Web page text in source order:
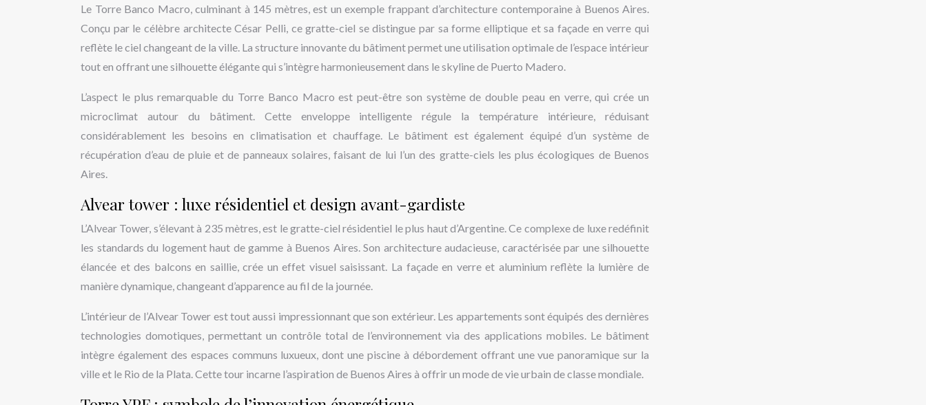
Le Torre Banco Macro, culminant à 145 mètres, est un exemple frappant d’architecture contemporaine à Buenos Aires.
Conçu par le célèbre architecte César Pelli, ce gratte-ciel se distingue par sa forme elliptique et sa façade en verre qui
reflète le ciel changeant de la ville. La structure innovante du bâtiment permet une utilisation optimale de l’espace intérieur
tout en offrant une silhouette élégante qui s’intègre harmonieusement dans le skyline de Puerto Madero.
L’aspect le plus remarquable du Torre Banco Macro est peut-être son système de double peau en verre, qui crée un
microclimat autour du bâtiment. Cette enveloppe intelligente régule la température intérieure, réduisant
considérablement les besoins en climatisation et chauffage. Le bâtiment est également équipé d’un système de
récupération d’eau de pluie et de panneaux solaires, faisant de lui l’un des gratte-ciels les plus écologiques de Buenos
Aires.
Alvear tower : luxe résidentiel et design avant-gardiste
L’Alvear Tower, s’élevant à 235 mètres, est le gratte-ciel résidentiel le plus haut d’Argentine. Ce complexe de luxe redéfinit
les standards du logement haut de gamme à Buenos Aires. Son architecture audacieuse, caractérisée par une silhouette
élancée et des balcons en saillie, crée un effet visuel saisissant. La façade en verre et aluminium reflète la lumière de
manière dynamique, changeant d’apparence au fil de la journée.
L’intérieur de l’Alvear Tower est tout aussi impressionnant que son extérieur. Les appartements sont équipés des dernières
technologies domotiques, permettant un contrôle total de l’environnement via des applications mobiles. Le bâtiment
intègre également des espaces communs luxueux, dont une piscine à débordement offrant une vue panoramique sur la
ville et le Rio de la Plata. Cette tour incarne l’aspiration de Buenos Aires à offrir un mode de vie urbain de classe mondiale.